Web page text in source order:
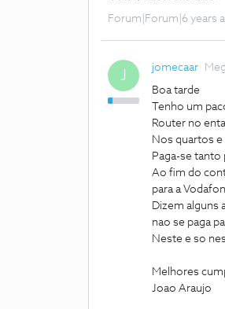
Forum|Forum|6 years
J jomecaar
Boa tarde
Tenho um
Router no
Nos quartos e
Paga-se tanto
Ao fim do
para a
Dizem alguns
nao se paga
Neste e so
Melhores
Joao Araujo